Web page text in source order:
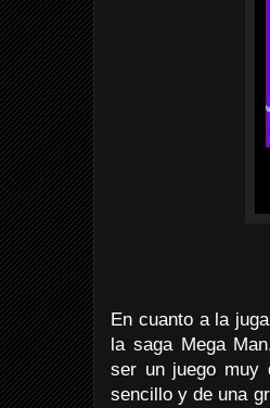
En cuanto a la
la saga Mega
ser un juego muy
sencillo y de una